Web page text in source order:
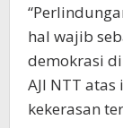
hal wajib
demokrasi
AJI NTT
kekerasan